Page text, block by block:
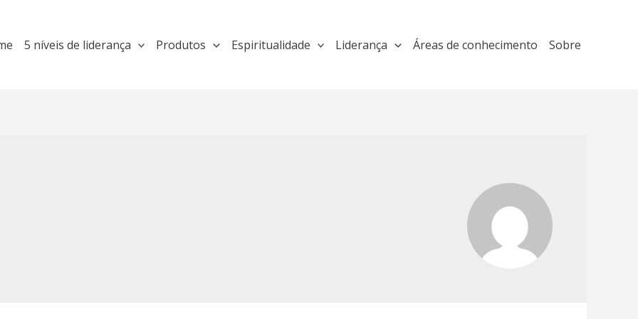
5 níveis de liderança Produtos Espiritualidade Liderança Áreas de conhecimento Sobre